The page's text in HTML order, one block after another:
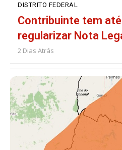
DISTRITO FEDERAL
Contribuinte tem
regularizar Nota
2 Dias Atrás